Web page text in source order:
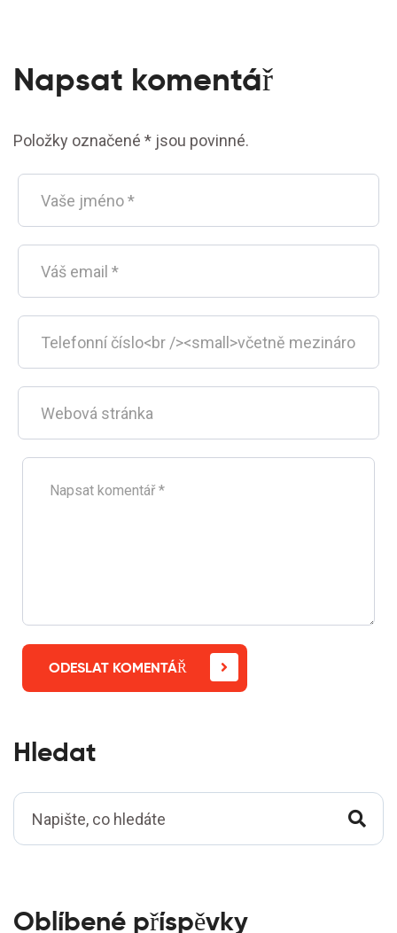
Napsat komentář
Položky označené * jsou povinné.
ODESLAT KOMENTÁŘ
Hledat
Oblíbené příspěvky